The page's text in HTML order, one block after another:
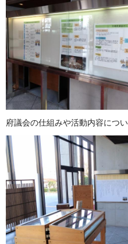
府議会の仕組みや活動内容につ